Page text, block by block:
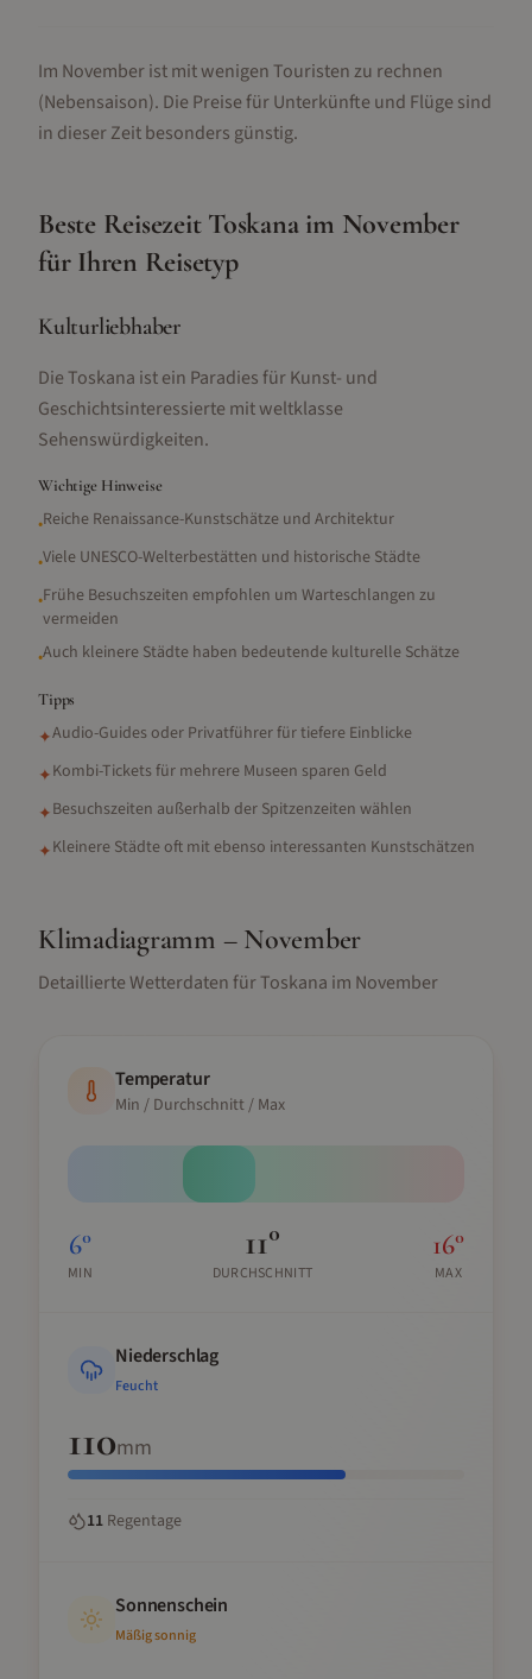
Im November ist mit wenigen Touristen zu rechnen
(Nebensaison). Die Preise für Unterkünfte und Flüge sind
in dieser Zeit besonders günstig.
Beste Reisezeit Toskanaim November
für Ihren Reisetyp
Kulturliebhaber
Die Toskana ist ein Paradies für Kunst- und
Geschichtsinteressierte mit weltklasse
Sehenswürdigkeiten.
Wichtige Hinweise
•Reiche Renaissance-Kunstschätze und Architektur
•Viele UNESCO-Welterbestätten und historische Städte
•Frühe Besuchszeiten empfohlen um Warteschlangen zu
vermeiden
•Auch kleinere Städte haben bedeutende kulturelle Schätze
Tipps
✦Audio-Guides oder Privatführer für tiefere Einblicke
✦Kombi-Tickets für mehrere Museen sparen Geld
✦Besuchszeiten außerhalb der Spitzenzeiten wählen
✦Kleinere Städte oft mit ebenso interessanten Kunstschätzen
Klimadiagramm – November
Detaillierte Wetterdaten fürToskana im November
Temperatur
Min / Durchschnitt / Max
6°
MIN
11°
DURCHSCHNITT
16°
MAX
Niederschlag
Feucht
110mm
11 Regentage
Sonnenschein
Mäßig sonnig